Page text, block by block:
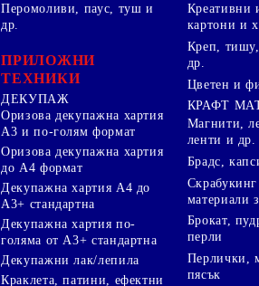
Перомоливи, паус, туш и
др.
ПРИЛОЖНИ
ТЕХНИКИ
ДЕКУПАЖ
Оризова декупажна хартия
А3 и по-голям формат
Оризова декупажна хартия
до А4 формат
Декупажна хартия А4 до
А3+ стандартна
Декупажна хартия по-
голяма от А3+ стандартна
Декупажни лак/лепила
Краклета, патини, ефектни
Креативни
картони и
Креп,
др.
Цветен и
КРАФТ
Магнити,
ленти и др.
Брадс,
материали
Брокат,
перли
Перлички,
пясък